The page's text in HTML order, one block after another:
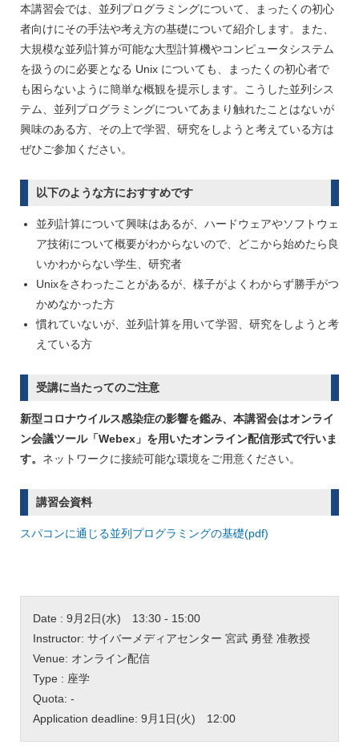
本講習会では、並列プログラミングについて、まったくの初心
者向けにその手法や考え方の基礎について紹介します。また、
大規模な並列計算が可能な大型計算機やコンピュータシステム
を扱うのに必要となる Unix についても、まったくの初心者で
も困らないように簡単な概観を提示します。こうした並列シス
テム、並列プログラミングについてあまり触れたことはないが
興味のある方、その上で学習、研究をしようと考えている方は
ぜひご参加ください。
以下のような方におすすめです
並列計算について興味はあるが、ハードウェアやソフトウェ
ア技術について概要がわからないので、どこから始めたら良
いかわからない学生、研究者
Unixをさわったことがあるが、様子がよくわからず勝手がつ
かめなかった方
慣れていないが、並列計算を用いて学習、研究をしようと考
えている方
受講に当たってのご注意
新型コロナウイルス感染症の影響を鑑み、本講習会はオンライ
ン会議ツール「Webex」を用いたオンライン配信形式で行いま
す。 ネットワークに接続可能な環境をご用意ください。
講習会資料
スパコンに通じる並列プログラミングの基礎(pdf)
Date : 9月2日(水) 13:30 - 15:00
Instructor: サイバーメディアセンター 宮武 勇登 准教授
Venue: オンライン配信
Type : 座学
Quota: -
Application deadline: 9月1日(火) 12:00